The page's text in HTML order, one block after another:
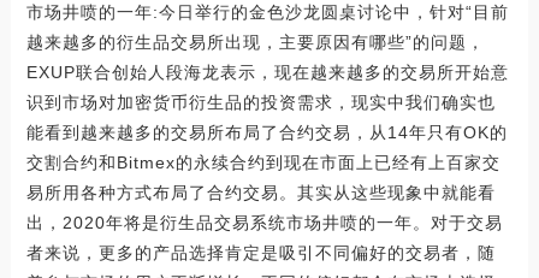
市场井喷的一年:今日举行的金色沙龙圆桌讨论中，针对“目前
越来越多的衍生品交易所出现，主要原因有哪些”的问题，
EXUP联合创始人段海龙表示，现在越来越多的交易所开始意
识到市场对加密货币衍生品的投资需求，现实中我们确实也
能看到越来越多的交易所布局了合约交易，从14年只有OK的
交割合约和Bitmex的永续合约到现在市面上已经有上百家交
易所用各种方式布局了合约交易。其实从这些现象中就能看
出，2020年将是衍生品交易系统市场井喷的一年。对于交易
者来说，更多的产品选择肯定是吸引不同偏好的交易者，随